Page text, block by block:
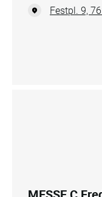
Festpl. 9,